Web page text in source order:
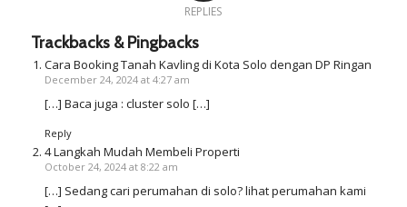
REPLIES
Trackbacks & Pingbacks
Cara Booking Tanah Kavling di Kota Solo dengan DP Ringan
December 24, 2024 at 4:27 am
[…] Baca juga : cluster solo […]
Reply
4 Langkah Mudah Membeli Properti
October 24, 2024 at 8:22 am
[…] Sedang cari perumahan di solo? lihat perumahan kami